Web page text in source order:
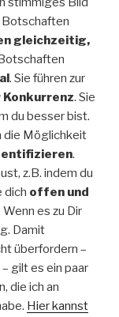
Botschaften
gleichzeitig,
. Sie führen zur
. Sie
du besser bist.
die Möglichkeit
.
z.B. indem du
dich offen und
Wenn es zu Dir
Damit
überfordern –
gilt es ein paar
die ich an
Hier kannst